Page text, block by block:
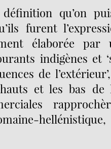
qu’on
furent
élaborée par
indigènes et
de
et les bas de